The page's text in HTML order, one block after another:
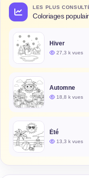
LES PLUS
Coloriages
Hiver
27,3 k vues
Automne
18,8 k vues
Été
13,3 k vues